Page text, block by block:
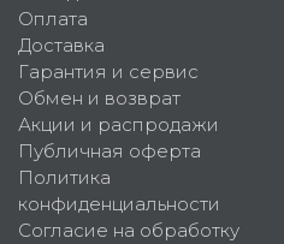
Оплата
Доставка
Гарантия и сервис
Обмен и возврат
Акции и распродажи
Публичная оферта
Политика
конфиденциальности
Согласие на обработку